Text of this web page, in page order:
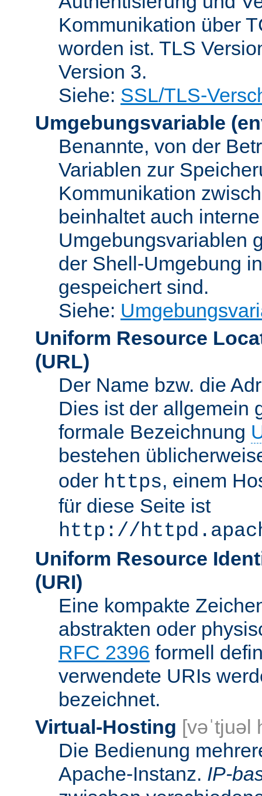
Kommunikation über
worden ist. TLS
Version 3.
Siehe: SSL/TLS-
Umgebungsvariable
Benannte, von der
Variablen zur
Kommunikation
beinhaltet auch
Umgebungsvariablen
der Shell-Umgebung
gespeichert sind.
Siehe:
Uniform Resource
(URL)
Der Name bzw. die
Dies ist der allgemein
formale Bezeichnung
bestehen
oder https, einem
für diese Seite ist
http://
Uniform Resource
(URI)
Eine kompakte
abstrakten oder
RFC 2396 formell
verwendete URIs
bezeichnet.
Virtual-Hosting [vəˈtjuəl
Die Bedienung
Apache-Instanz. IP-